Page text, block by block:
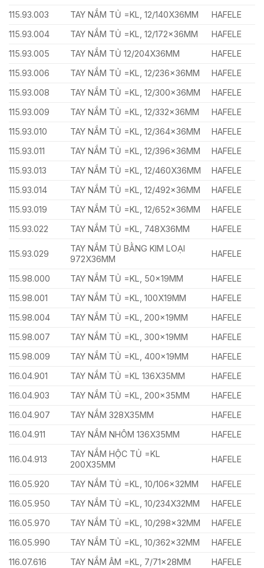
115.93.003 TAY NẮM TỦ =KL, 12/140X36MM
HAFELE
115.93.004
TAY NẮM TỦ =KL, 12/172x36MM
HAFELE
115.93.005
TAY NẮM TỦ 12/204X36MM
HAFELE
115.93.006
TAY NẮM TỦ =KL, 12/236x36MM
HAFELE
115.93.008
TAY NẮM TỦ =KL, 12/300x36MM
HAFELE
115.93.009
TAY NẮM TỦ =KL, 12/332x36MM
HAFELE
115.93.010
TAY NẮM TỦ =KL, 12/364x36MM
HAFELE
115.93.011
TAY NẮM TỦ =KL, 12/396x36MM
HAFELE
115.93.013
TAY NẮM TỦ =KL, 12/460X36MM
HAFELE
115.93.014
TAY NẮM TỦ =KL, 12/492x36MM
HAFELE
115.93.019
TAY NẮM TỦ =KL, 12/652x36MM
HAFELE
115.93.022
TAY NẮM TỦ =KL, 748X36MM HAFELE
115.93.029
TAY NẮM TỦ BẰNG KIM LOẠI
972X36MM
HAFELE
115.98.000 TAY NẮM TỦ =KL, 50x19MM
HAFELE
115.98.001
TAY NẮM TỦ =KL, 100X19MM
HAFELE
115.98.004
TAY NẮM TỦ =KL, 200x19MM
HAFELE
115.98.007
TAY NẮM TỦ =KL, 300x19MM
HAFELE
115.98.009
TAY NẮM TỦ =KL, 400x19MM
HAFELE
116.04.901
TAY NẮM TỦ =KL 136X35MM
HAFELE
116.04.903
TAY NẮM TỦ =KL, 200x35MM
HAFELE
116.04.907
TAY NẮM 328X35MM
HAFELE
116.04.911
TAY NẮM NHÔM 136X35MM HAFELE
116.04.913
TAY NẮM HỘC TỦ =KL
200X35MM
HAFELE
116.05.920 TAY NẮM TỦ =KL, 10/106x32MM
HAFELE
116.05.950
TAY NẮM TỦ =KL, 10/234X32MM
HAFELE
116.05.970
TAY NẮM TỦ =KL, 10/298x32MM
HAFELE
116.05.990
TAY NẮM TỦ =KL, 10/362x32MM
HAFELE
116.07.616
TAY NẮM ÂM =KL, 7/71x28MM
HAFELE